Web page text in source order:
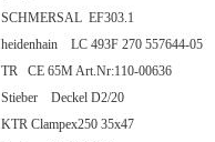
SCHMERSAL EF303.1
heidenhain LC 493F 270 557644-05
TR CE 65M Art.Nr:110-00636
Stieber Deckel D2/20
KTR Clampex250 35x47